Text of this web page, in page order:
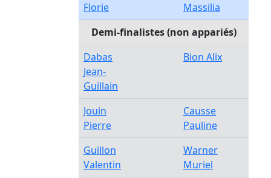
Florie
Massilia
Demi-finalistes (non appariés)
Dabas
Jean-
Guillain
Bion Alix
Jouin
Pierre
Causse
Pauline
Guillon
Valentin
Warner
Muriel